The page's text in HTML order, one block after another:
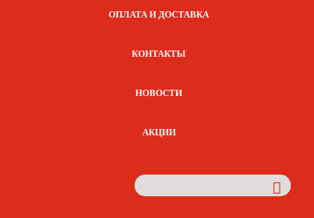
ОПЛАТА И ДОСТАВКА
КОНТАКТЫ
НОВОСТИ
АКЦИИ